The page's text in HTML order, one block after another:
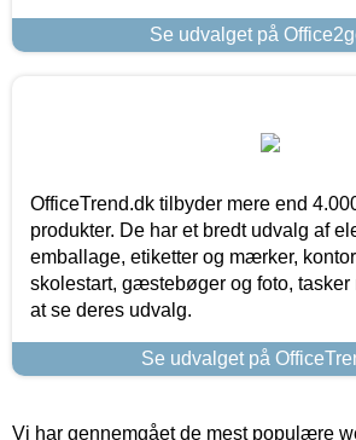
Se udvalget på
OfficeTrend.dk tilbyder mere end
produkter. De har et bredt udvalg af
emballage, etiketter og mærker,
skolestart, gæstebøger og foto, tasker
at se deres udvalg.
Se udvalget på
Vi har gennemgået de mest populære